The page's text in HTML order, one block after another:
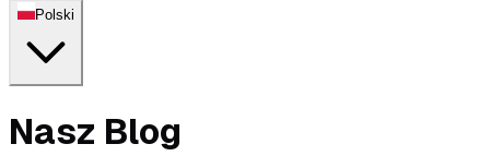
Polski
Nasz Blog